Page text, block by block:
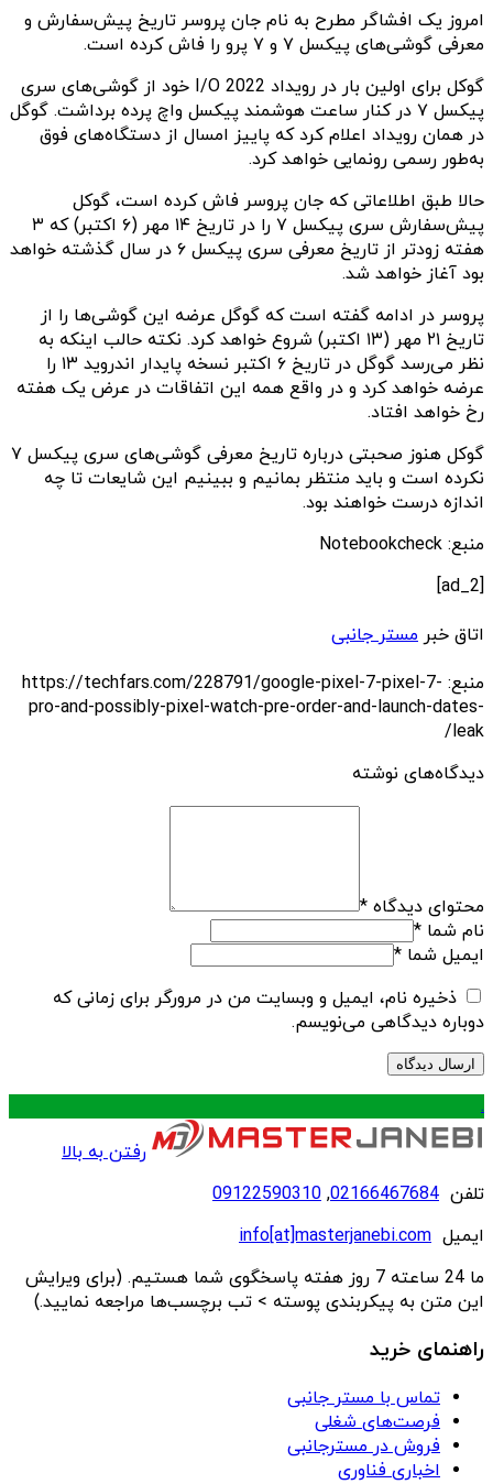
امروز یک‌ افشاگر مطرح به نام جان پروسر تاریخ پیش‌سفارش و
معرفی گوشی‌‌های پیکسل ۷ و ۷ پرو را فاش کرده است.
گوکل برای اولین بار در رویداد I/O 2022 خود از گوشی‌های سری
پیکسل ۷ در کنار ساعت هوشمند پیکسل واچ‌ پرده برداشت. گوگل
در همان رویداد اعلام کرد که پاییز امسال از دستگاه‌های فوق
به‌طور رسمی رونمایی خواهد کرد.
حالا طبق اطلاعاتی که جان پروسر فاش کرده است، گوکل
پیش‌سفارش سری پیکسل ۷ را در تاریخ ۱۴ مهر (۶ اکتبر) که ۳
هفته زودتر از تاریخ معرفی سری پیکسل ۶ در سال گذشته خواهد
بود آغاز خواهد شد.
پروسر در ادامه گفته است که گوگل عرضه این گوشی‌ها را از
تاریخ ۲۱ مهر (۱۳ اکتبر) شروع خواهد کرد. نکته حالب اینکه به
نظر می‌رسد گوگل در تاریخ ۶ اکتبر نسخه پایدار اندروید ۱۳ را
عرضه خواهد کرد و‌ در واقع همه این اتفاقات در عرض یک هفته
رخ خواهد افتاد.
گوکل هنوز صحبتی درباره تاریخ معرفی گوشی‌های سری پیکسل ۷
نکرده است و باید منتظر بمانیم و ببینیم این شایعات تا چه
اندازه درست خواهند بود.
منبع: Notebookcheck
[ad_2]
اتاق خبر مستر جانبی
منبع: https://techfars.com/228791/google-pixel-7-pixel-7-
pro-and-possibly-pixel-watch-pre-order-and-launch-dates-
leak/
دیدگاه‌های نوشته
محتوای دیدگاه *
نام شما *
ایمیل شما *
ذخیره نام، ایمیل و وبسایت من در مرورگر برای زمانی که
دوباره دیدگاهی می‌نویسم.
.
رفتن به بالا
تلفن 02166467684
,
09122590310
ایمیل info[at]masterjanebi.com
ما 24 ساعته 7 روز هفته پاسخگوی شما هستیم. (برای ویرایش
این متن به پیکربندی پوسته > تب برچسب‌ها مراجعه نمایید.)
راهنمای خرید
تماس با مستر جانبی
فرصت‌های شغلی
فروش در مسترجانبی
اخباری فناوری